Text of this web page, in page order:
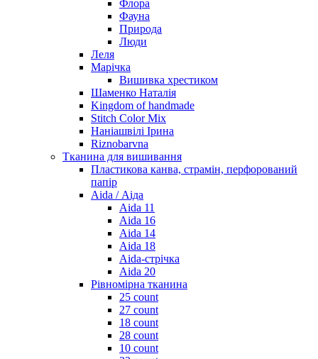
Флора
Фауна
Природа
Люди
Леля
Марічка
Вишивка хрестиком
Шаменко Наталія
Kingdom of handmade
Stitch Color Mix
Наніашвілі Ірина
Riznobarvna
Тканина для вишивання
Пластикова канва, страмін, перфорований
папір
Aida / Аіда
Aida 11
Aida 16
Aida 14
Aida 18
Aida-стрічка
Aida 20
Рівномірна тканина
25 count
27 count
18 count
28 count
10 count